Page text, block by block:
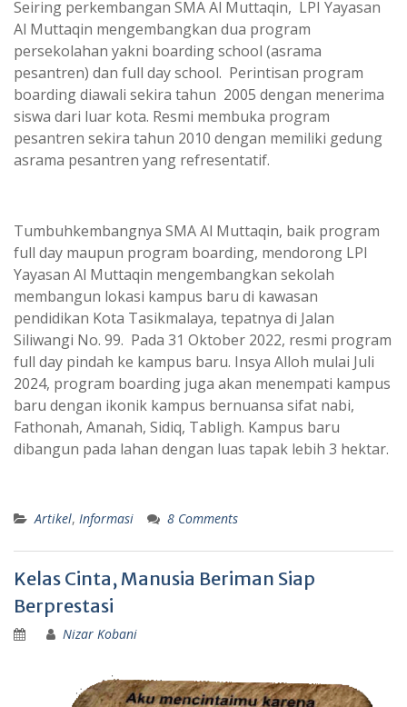
Seiring perkembangan SMA Al Muttaqin, LPI Yayasan
Al Muttaqin mengembangkan dua program
persekolahan yakni boarding school (asrama
pesantren) dan full day school. Perintisan program
boarding diawali sekira tahun 2005 dengan menerima
siswa dari luar kota. Resmi membuka program
pesantren sekira tahun 2010 dengan memiliki gedung
asrama pesantren yang refresentatif.
Tumbuhkembangnya SMA Al Muttaqin, baik program
full day maupun program boarding, mendorong LPI
Yayasan Al Muttaqin mengembangkan sekolah
membangun lokasi kampus baru di kawasan
pendidikan Kota Tasikmalaya, tepatnya di Jalan
Siliwangi No. 99. Pada 31 Oktober 2022, resmi program
full day pindah ke kampus baru. Insya Alloh mulai Juli
2024, program boarding juga akan menempati kampus
baru dengan ikonik kampus bernuansa sifat nabi,
Fathonah, Amanah, Sidiq, Tabligh. Kampus baru
dibangun pada lahan dengan luas tapak lebih 3 hektar.
Artikel, Informasi 8 Comments
Kelas Cinta, Manusia Beriman Siap
Berprestasi
Nizar Kobani